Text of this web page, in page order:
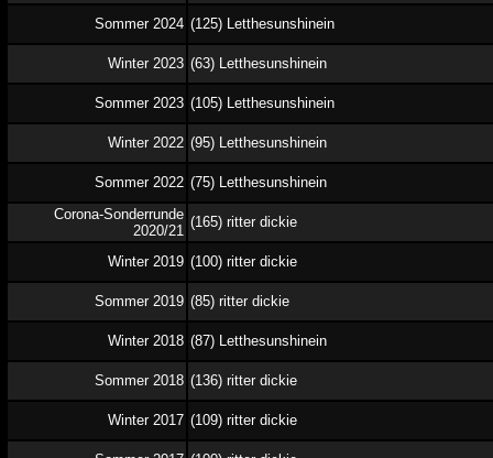
Sommer 2024 (125) Letthesunshinein
Winter 2023 (63) Letthesunshinein
Sommer 2023 (105) Letthesunshinein
Winter 2022 (95) Letthesunshinein
Sommer 2022 (75) Letthesunshinein
Corona-Sonderrunde
2020/21
(165) ritter dickie
Winter 2019 (100) ritter dickie
Sommer 2019 (85) ritter dickie
Winter 2018 (87) Letthesunshinein
Sommer 2018 (136) ritter dickie
Winter 2017 (109) ritter dickie